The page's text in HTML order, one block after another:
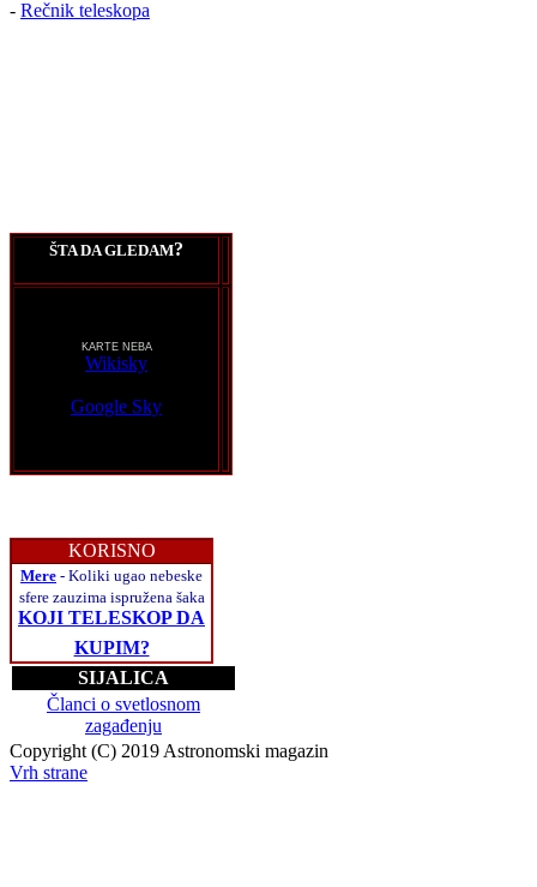
- Rečnik teleskopa
ŠTA DA GLEDAM?
KARTE NEBA
Wikisky
Google Sky
KORISNO
Mere - Koliki ugao nebeske
sfere zauzima ispružena šaka
KOJI TELESKOP DA
KUPIM?
SIJALICA
Članci o svetlosnom
zagađenju
Copyright (C) 2019 Astronomski magazin
Vrh strane